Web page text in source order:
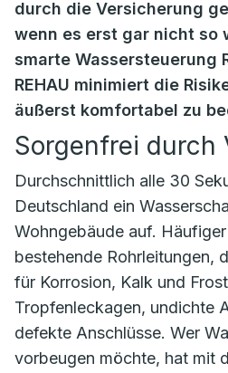
durch die Versicherung
wenn es erst gar nicht so
smarte Wassersteuerung
REHAU minimiert die
äußerst komfortabel zu
Sorgenfrei durch
Durchschnittlich alle 30
Deutschland ein
Wohngebäude auf.
bestehende Rohrleitungen,
für Korrosion, Kalk und
Tropfenleckagen, undichte
defekte Anschlüsse. Wer
vorbeugen möchte, hat mit